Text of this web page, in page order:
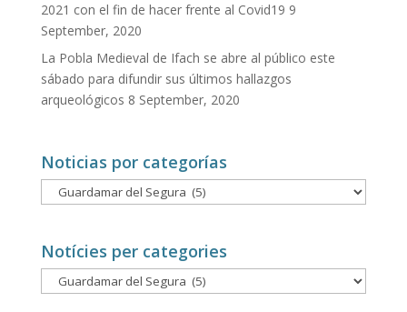
2021 con el fin de hacer frente al Covid19 9
September, 2020
La Pobla Medieval de Ifach se abre al público este
sábado para difundir sus últimos hallazgos
arqueológicos 8 September, 2020
Noticias por categorías
Noticias
por
Notícies per categories
Notícies
per